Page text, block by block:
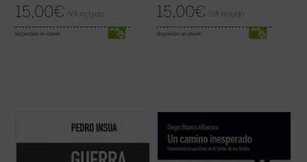
15,00€ IVA incluido
disponible en ebook:
15,00€ IVA incluido
disponible en ebook:
Las tesis que defienden el supuesto
erasmismo europeísta de Cervantes son
genealogía completamente hispánica, bebe
trepidante, el modo en que se encuentra
escondido en las páginas deEl Señor de los
Anillos, a modo de magistral parábola, el